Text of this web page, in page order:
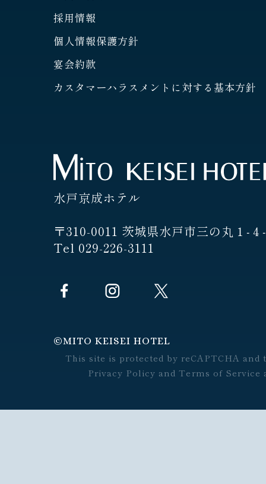
採用情報
個人情報保護方針
宴会約款
カスタマーハラスメントに対する基本方針
水戸京成ホテル
〒310-0011 茨城県水戸市三の丸１‐４
Tel 029-226-3111
©︎MITO KEISEI HOTEL
This site is protected by reCAPTCHA and
Privacy Policy andTerms of Service